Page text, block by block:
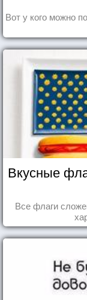
Вот у кого можно
Вкусные
Все флаги